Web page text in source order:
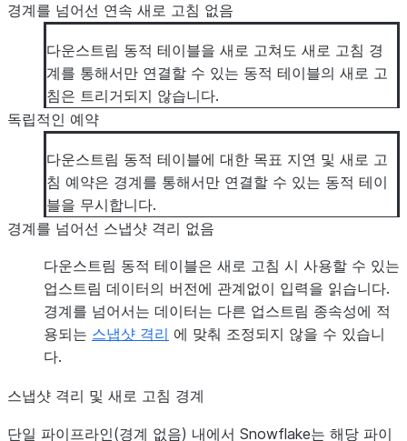
경계를 넘어선 연속 새로 고침 없음
다운스트림 동적 테이블을 새로 고쳐도 새로 고침 경
계를 통해서만 연결할 수 있는 동적 테이블의 새로 고
침은 트리거되지 않습니다.
독립적인 예약
다운스트림 동적 테이블에 대한 목표 지연 및 새로 고
침 예약은 경계를 통해서만 연결할 수 있는 동적 테이
블을 무시합니다.
경계를 넘어선 스냅샷 격리 없음
다운스트림 동적 테이블은 새로 고침 시 사용할 수 있는
업스트림 데이터의 버전에 관계없이 입력을 읽습니다.
경계를 넘어서는 데이터는 다른 업스트림 종속성에 적
용되는 스냅샷 격리 에 맞춰 조정되지 않을 수 있습니
다.
스냅샷 격리 및 새로 고침 경계
단일 파이프라인(경계 없음) 내에서 Snowflake는 해당 파이